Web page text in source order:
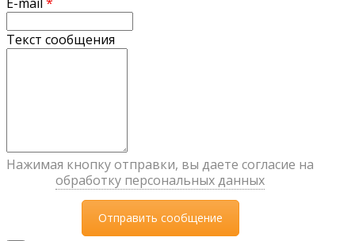
Текст сообщения
Нажимая кнопку отправки, вы даете согласие на
обработку персональных данных